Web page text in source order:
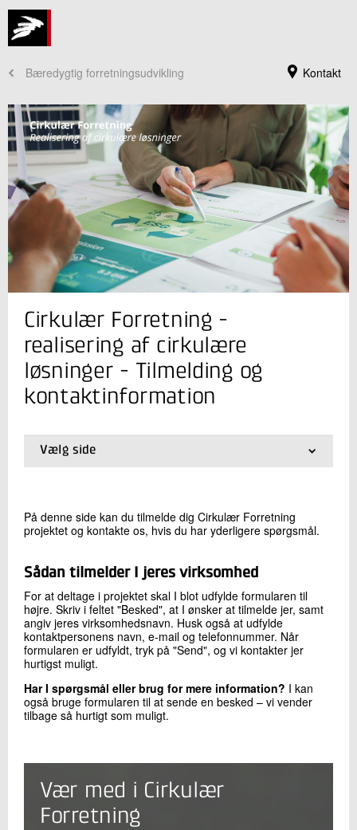
Kontakt
Bæredygtig forretningsudvikling
Jeg er din kontaktperson
Sofie la Motte
Konsulent
Innovation og Digital transformation
+45 72 20 32 80
Send e-mail
Skriv til mig
Send
Cirkulær Forretning -
realisering af cirkulære
løsninger - Tilmelding og
kontaktinformation
Vælg side
01.Få hjælp til at skabe en mere bæredygtig og
03.Tilmelding og kontaktinformation
04.Projektets mål og fokus
På denne side kan du tilmelde dig Cirkulær Forretning
projektet og kontakte os, hvis du har yderligere spørgsmål.
Sådan tilmelder I jeres virksomhed
For at deltage i projektet skal I blot udfylde formularen til
højre. Skriv i feltet "Besked", at I ønsker at tilmelde jer, samt
angiv jeres virksomhedsnavn. Husk også at udfylde
kontaktpersonens navn, e-mail og telefonnummer. Når
formularen er udfyldt, tryk på "Send", og vi kontakter jer
hurtigst muligt.
Har I spørgsmål eller brug for mere information? I kan
også bruge formularen til at sende en besked – vi vender
tilbage så hurtigt som muligt.
Vær med i Cirkulær
Forretning